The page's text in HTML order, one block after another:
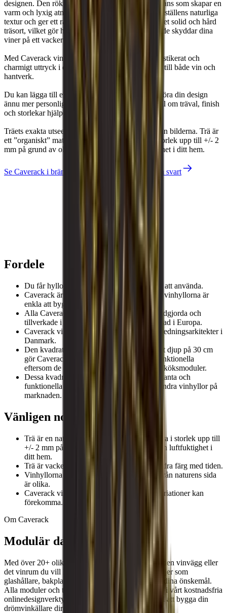
Antal flaskor (Bordeaux)
designen. Den rökta eken ger en elegant, mörk nyans som skapar en
varm och lyxig atmosfär. Denna yta framhäver vinställens naturliga
textur och ger ett raffinerat uttryck. Ek är en mycket solid och hård
träsort, vilket gör hyllorna hållbara samtidigt som de skyddar dina
viner på ett vackert och funktionellt sätt.
Med Caverack vinhyllor i ek kan du skapa ett sofistikerat och
charmigt uttryck i ditt hem som speglar din kärlek till både vin och
hantverk.
Du kan lägga till en bakplatta eller sockel för att göra din design
ännu mer personlig. Om du har speciella önskemål om träval, finish
och storlekar hjälper vi dig gärna.
Träets exakta utseende och finish kan skilja sig från bilderna. Trä är
ett ”organiskt” material och kan därför variera i storlek upp till +/- 2
mm på grund av olika temperaturer och luftfuktighet i ditt hem.
Se Caverack i bränd furu Se Caverack i ek och svart
Fordele
Du får hyllorna monterade så att de är klara att använda.
Caverack är moduluppbyggda vinhyllor, så vinhyllorna är
enkla att bygga upp och ut som du vill.
Alla Caverack-moduler och tillbehör är handgjorda och
tillverkade i massivt trä på en snickeriverkstad i Europa.
Caverack vinhyllor är designade av våra inredningsarkitekter i
Danmark.
Den kvadratiska ramen på 60x60 cm och ett djup på 30 cm
gör Caveracks standardvinhyllor extremt funktionella
eftersom de på så sätt passar in i dina andra köksmoduler.
Dessa kvadratiska hyllor gör dem både eleganta och
funktionella och mer robusta än så många andra vinhyllor på
marknaden.
Vänligen notera
Trä är en naturprodukt och kan därför variera i storlek upp till
+/- 2 mm på grund av olika temperaturer och luftfuktighet i
ditt hem.
Trä är vackert, men materialet kan också ändra färg med tiden.
Vinhyllorna kan variera i färg eftersom trä från naturens sida
är olika.
Caverack vinhyllor tillverkas för hand så variationer kan
förekomma.
Om Caverack
Modulär dansk design
Med över 20+ olika moduler kan du skapa precis den vinvägg eller
det vinrum du vill ha. Du kan lägga till unika detaljer som
glashållare, bakplattor och socklar för att uppfylla dina önskemål.
Alla moduler och tillbehör finns också tillgängliga i vårt kostnadsfria
onlinedesignverktyg om du vill komma igång med att bygga din
drömvinkällare direkt.